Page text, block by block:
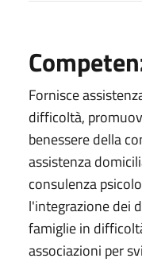
Fornisce
difficoltà,
benessere della
assistenza
consulenza
l'integrazione dei
famiglie in
associazioni per